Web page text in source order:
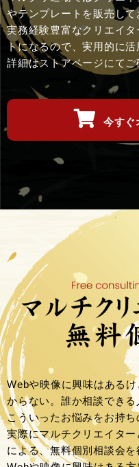
やテンプレートを販売して
実務経験豊富なクリエイ
トになるので、実用的に
詳細はストアページにてご
今すぐ
Webや映像に興味はある
からない。誰か相談できる
こういったお悩みをお持
実際にマルチクリエイタ
による、無料個別相談会を